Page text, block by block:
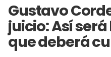
Gustavo
juicio: Así
que deberá